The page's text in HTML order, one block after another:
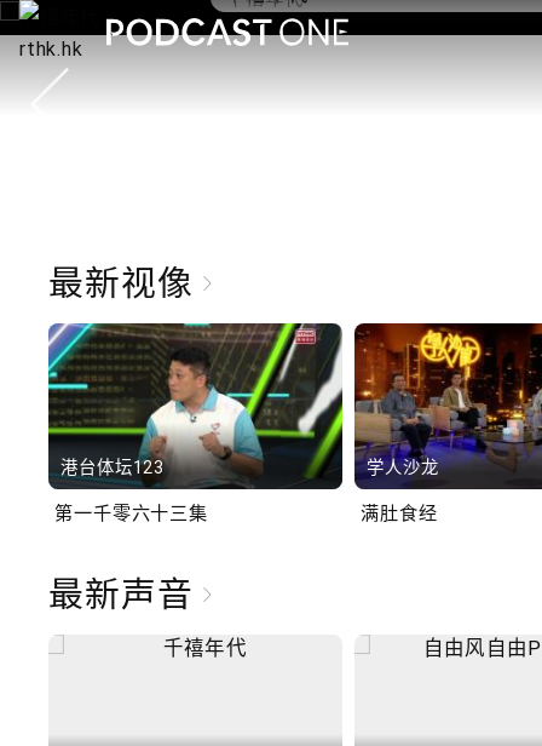
10.2.1 内地国庆假期连
最新视像
港台体坛123
第一千零六十三集
学人沙龙
满肚食经
最新声音